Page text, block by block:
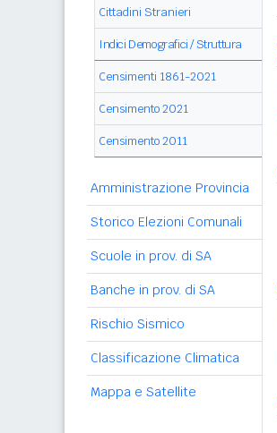
Cittadini Stranieri
Indici Demografici / Struttura
Censimenti 1861-2021
Censimento 2021
Censimento 2011
Amministrazione Provincia
Storico Elezioni Comunali
Scuole in prov. di SA
Banche in prov. di SA
Rischio Sismico
Classificazione Climatica
Mappa e Satellite